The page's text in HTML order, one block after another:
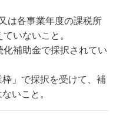
は各事業年度の課税所
いないこと。
化補助金で採択されてい
枠」で採択を受けて、補
いこと。